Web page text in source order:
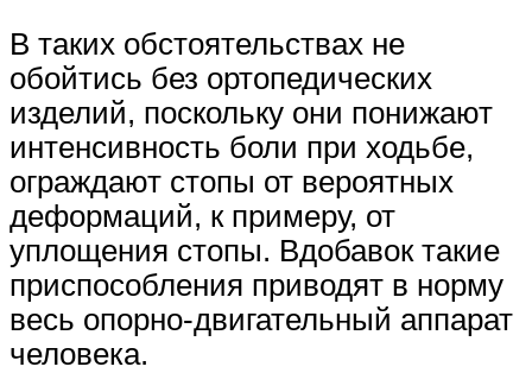
В таких обстоятельствах не
обойтись без ортопедических
изделий, поскольку они понижают
интенсивность боли при ходьбе,
ограждают стопы от вероятных
деформаций, к примеру, от
уплощения стопы. Вдобавок такие
приспособления приводят в норму
весь опорно-двигательный аппарат
человека.